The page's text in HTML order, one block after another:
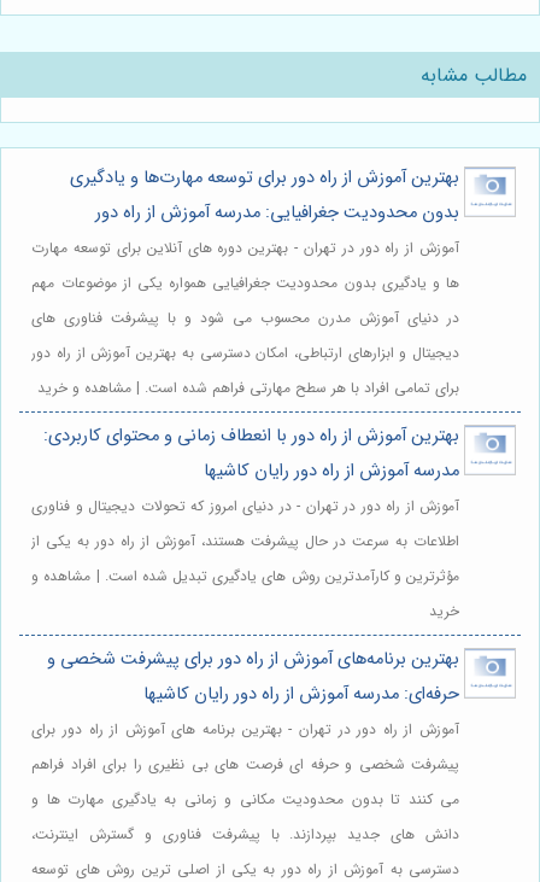
مطالب مشابه
بهترین آموزش از راه دور برای توسعه مهارت‌ها و یادگیری
بدون محدودیت جغرافیایی: مدرسه آموزش از راه دور
آموزش از راه دور در تهران - بهترین دوره های آنلاین برای توسعه مهارت
ها و یادگیری بدون محدودیت جغرافیایی همواره یکی از موضوعات مهم
در دنیای آموزش مدرن محسوب می شود و با پیشرفت فناوری های
دیجیتال و ابزارهای ارتباطی، امکان دسترسی به بهترین آموزش از راه دور
برای تمامی افراد با هر سطح مهارتی فراهم شده است. | مشاهده و خرید
بهترین آموزش از راه دور با انعطاف زمانی و محتوای کاربردی:
مدرسه آموزش از راه دور رایان کاشیها
آموزش از راه دور در تهران - در دنیای امروز که تحولات دیجیتال و فناوری
اطلاعات به سرعت در حال پیشرفت هستند، آموزش از راه دور به یکی از
مؤثرترین و کارآمدترین روش های یادگیری تبدیل شده است. | مشاهده و
خرید
بهترین برنامه‌های آموزش از راه دور برای پیشرفت شخصی و
حرفه‌ای: مدرسه آموزش از راه دور رایان کاشیها
آموزش از راه دور در تهران - بهترین برنامه های آموزش از راه دور برای
پیشرفت شخصی و حرفه ای فرصت های بی نظیری را برای افراد فراهم
می کنند تا بدون محدودیت مکانی و زمانی به یادگیری مهارت ها و
دانش های جدید بپردازند. با پیشرفت فناوری و گسترش اینترنت،
دسترسی به آموزش از راه دور به یکی از اصلی ترین روش های توسعه